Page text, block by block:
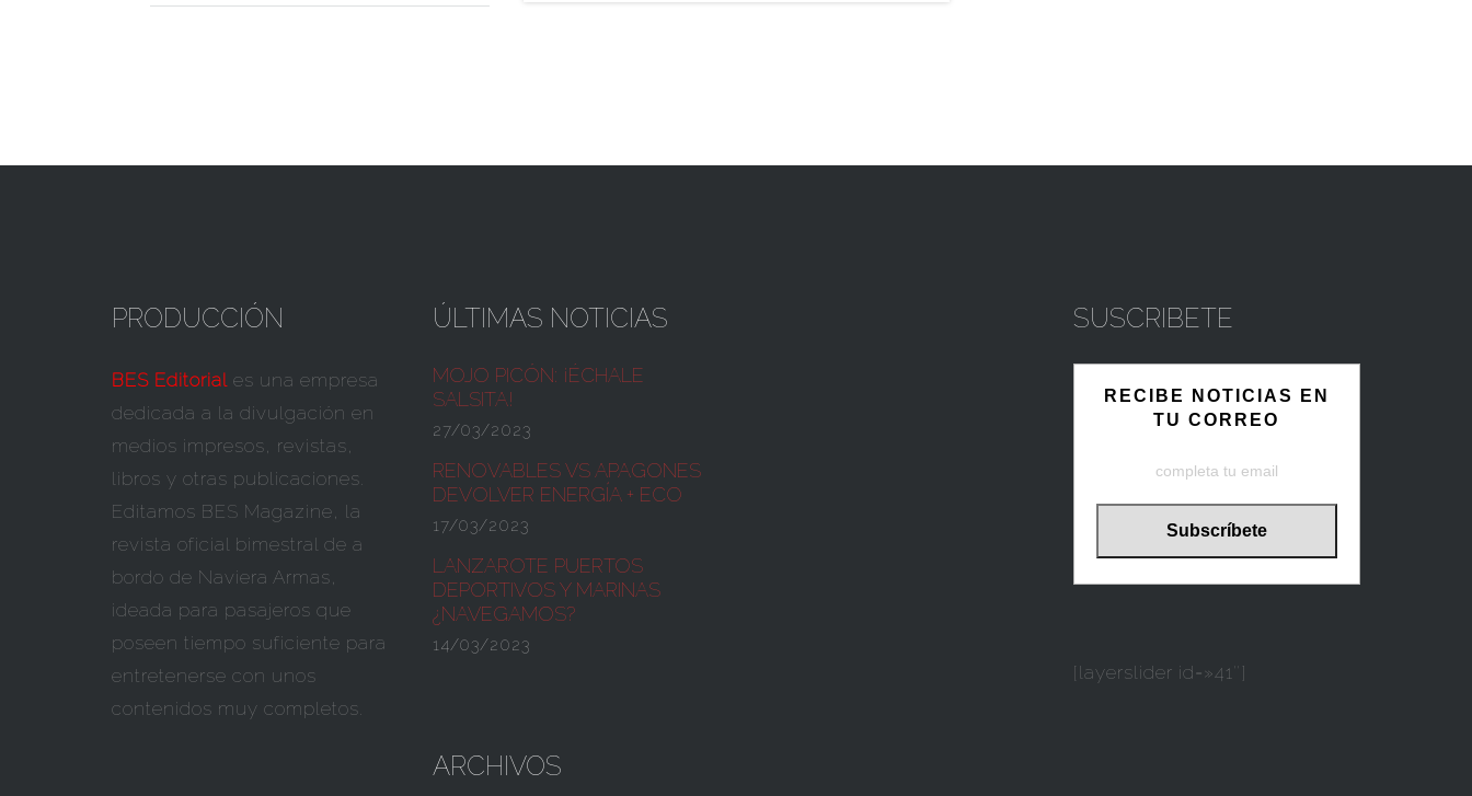
PRODUCCIÓN
BES Editorial es una empresa
dedicada a la divulgación en
medios impresos, revistas,
libros y otras publicaciones.
Editamos BES Magazine, la
revista oficial bimestral de a
bordo de Naviera Armas,
ideada para pasajeros que
poseen tiempo suficiente para
entretenerse con unos
contenidos muy completos.
ÚLTIMAS NOTICIAS
MOJO PICÓN: ¡ÉCHALE
SALSITA!
27/03/2023
RENOVABLES VS APAGONES
DEVOLVER ENERGÍA + ECO
17/03/2023
LANZAROTE PUERTOS
DEPORTIVOS Y MARINAS
¿NAVEGAMOS?
14/03/2023
ARCHIVOS
SUSCRIBETE
RECIBE NOTICIAS EN
TU CORREO
[layerslider id=»41″]